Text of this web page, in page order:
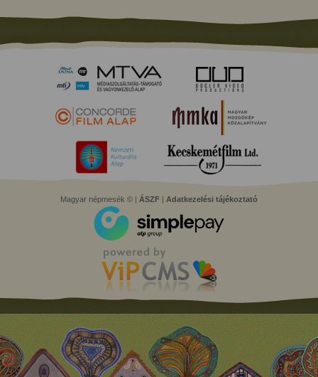
Magyar népmesék © | ÁSZF | Adatkezelési tájékoztató